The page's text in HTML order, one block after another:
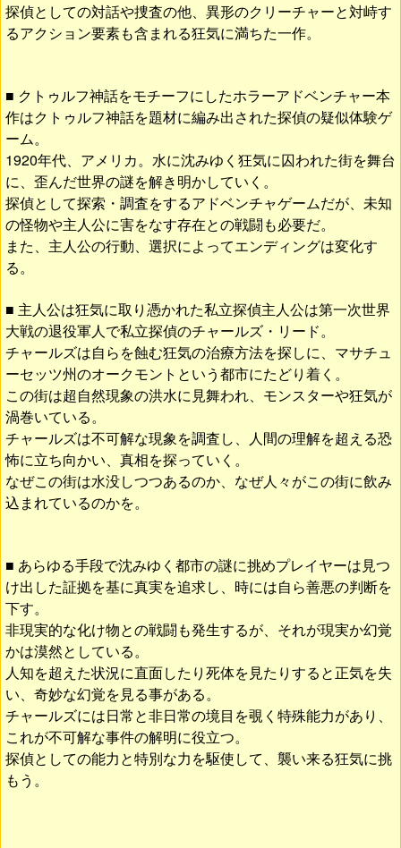
探偵としての対話や捜査の他、異形のクリーチャーと対峙す
るアクション要素も含まれる狂気に満ちた一作。
■ クトゥルフ神話をモチーフにしたホラーアドベンチャー本
作はクトゥルフ神話を題材に編み出された探偵の疑似体験ゲ
ーム。
1920年代、アメリカ。水に沈みゆく狂気に囚われた街を舞台
に、歪んだ世界の謎を解き明かしていく。
探偵として探索・調査をするアドベンチャゲームだが、未知
の怪物や主人公に害をなす存在との戦闘も必要だ。
また、主人公の行動、選択によってエンディングは変化す
る。
■ 主人公は狂気に取り憑かれた私立探偵主人公は第一次世界
大戦の退役軍人で私立探偵のチャールズ・リード。
チャールズは自らを蝕む狂気の治療方法を探しに、マサチュ
ーセッツ州のオークモントという都市にたどり着く。
この街は超自然現象の洪水に見舞われ、モンスターや狂気が
渦巻いている。
チャールズは不可解な現象を調査し、人間の理解を超える恐
怖に立ち向かい、真相を探っていく。
なぜこの街は水没しつつあるのか、なぜ人々がこの街に飲み
込まれているのかを。
■ あらゆる手段で沈みゆく都市の謎に挑めプレイヤーは見つ
け出した証拠を基に真実を追求し、時には自ら善悪の判断を
下す。
非現実的な化け物との戦闘も発生するが、それが現実か幻覚
かは漠然としている。
人知を超えた状況に直面したり死体を見たりすると正気を失
い、奇妙な幻覚を見る事がある。
チャールズには日常と非日常の境目を覗く特殊能力があり、
これが不可解な事件の解明に役立つ。
探偵としての能力と特別な力を駆使して、襲い来る狂気に挑
もう。